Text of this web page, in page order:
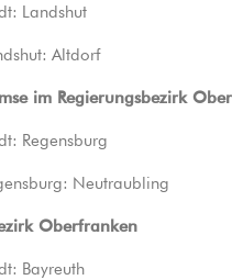
Landshut
Altdorf
im Regierungsbezirk
Regensburg
Neutraubling
Oberfranken
Bayreuth